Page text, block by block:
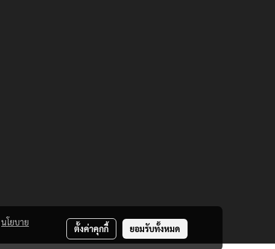
นโยบาย
ตั้งค่าคุกกี้ ยอมรับทั้งหมด